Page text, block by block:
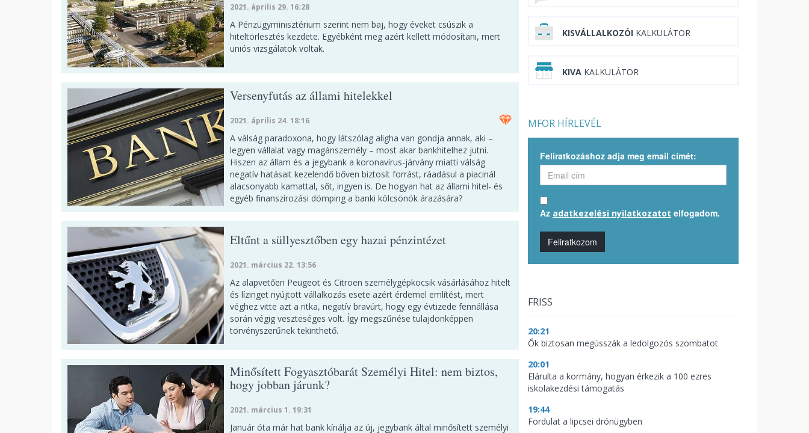
2021. április 29. 16:28
A Pénzügyminisztérium szerint nem baj, hogy éveket csúszik a
hiteltörlesztés kezdete. Egyébként meg azért kellett módosítani, mert
uniós vizsgálatok voltak.
Versenyfutás az állami hitelekkel
2021. április 24. 18:16
A válság paradoxona, hogy látszólag aligha van gondja annak, aki –
legyen vállalat vagy magánszemély – most akar bankhitelhez jutni.
Hiszen az állam és a jegybank a koronavírus-járvány miatti válság
negatív hatásait kezelendő bőven biztosít forrást, ráadásul a piacinál
alacsonyabb kamattal, sőt, ingyen is. De hogyan hat az állami hitel- és
egyéb finanszírozási dömping a banki kölcsönök árazására?
Eltűnt a süllyesztőben egy hazai pénzintézet
2021. március 22. 13:56
Az alapvetően Peugeot és Citroen személygépkocsik vásárlásához hitelt
és lízinget nyújtott vállalkozás esete azért érdemel említést, mert
véghez vitte azt a ritka, negatív bravúrt, hogy egy évtizede fennállása
során végig veszteséges volt. Így megszűnése tulajdonképpen
törvényszerűnek tekinthető.
Minősített Fogyasztóbarát Személyi Hitel: nem biztos,
hogy jobban járunk?
2021. március 1. 19:31
Január óta már hat bank kínálja az új, jegybank által minősített személyi
KISVÁLLALKOZÓI KALKULÁTOR
KIVA KALKULÁTOR
MFOR HÍRLEVÉL
Feliratkozáshoz adja meg email címét:
Az adatkezelési nyilatkozatot elfogadom.
Feliratkozom
FRISS
20:21
Ők biztosan megússzák a ledolgozós szombatot
20:01
Elárulta a kormány, hogyan érkezik a 100 ezres
iskolakezdési támogatás
19:44
Fordulat a lipcsei drónügyben